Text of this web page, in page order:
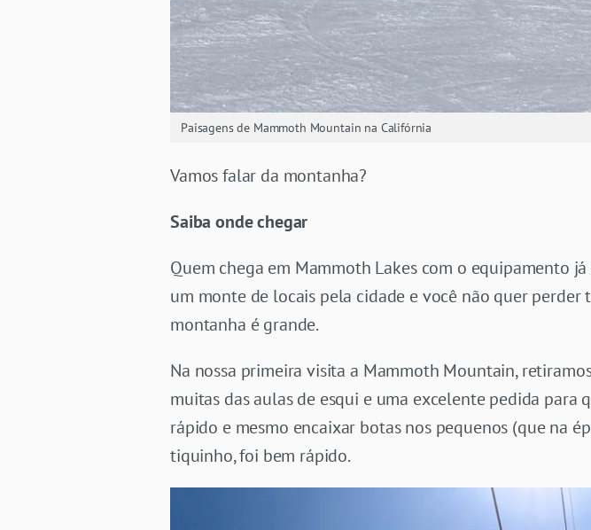
Paisagens de Mammoth Mountain na Califórnia
Vamos falar da montanha?
Saiba onde chegar
Quem chega em Mammoth Lakes com o equipamento
um monte de locais pela cidade e você não quer
montanha é grande.
Na nossa primeira visita a Mammoth Mountain,
muitas das aulas de esqui e uma excelente pedida para
rápido e mesmo encaixar botas nos pequenos (que na
tiquinho, foi bem rápido.